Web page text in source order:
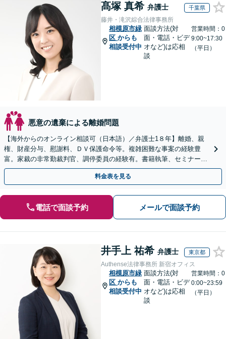
髙塚 真希 弁護士 千葉県
藤井・滝沢綜合法律事務所
相模原市緑
区 からも
相談受付中
面談方法(対
面・電話・ビデ
オなど)は応相
談
営業時間：0
9:00~17:30
（平日）
悪意の遺棄による離婚問題
【海外からのオンライン相談可（日本語）／弁護士1８年】離婚、親
権、財産分与、慰謝料、ＤＶ保護命令等。複雑困難な事案の経験豊
富。家裁の非常勤裁判官、調停委員の経験有。書籍執筆、セミナー講
師等、離婚問題に強い弁護士。海外の法律事務所勤務経験有。
料金表を見る
電話で面談予約 メールで面談予約
井手上 祐希 弁護士 東京都
Authense法律事務所 新宿オフィス
相模原市緑
区 からも
相談受付中
面談方法(対
面・電話・ビデ
オなど)は応相
談
営業時間：0
0:00~23:59
（平日）